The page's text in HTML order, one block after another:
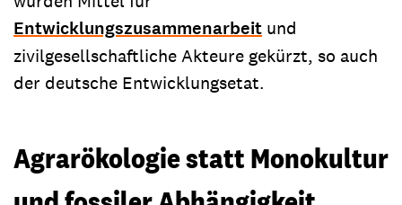
Entwicklungszusammenarbeit und
zivilgesellschaftliche Akteure gekürzt, so auch
der deutsche Entwicklungsetat.
Agrarökologie statt Monokultur